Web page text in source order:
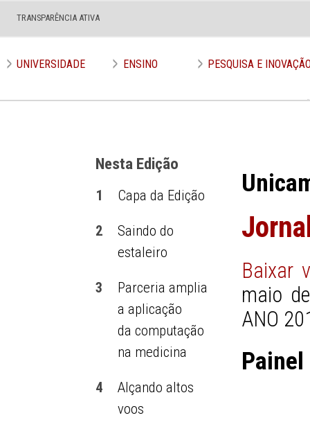
TRANSPARÊNCIA ATIVA
UNIVERSIDADE ENSINO PESQUISA E
Edição nº 562
Nesta Edição
1 Capa da Edição
2
Saindo do
estaleiro
3
Parceria amplia
a aplicação
da computação
na medicina
4
Alçando altos
voos
Baixar
maio
ANO
Painel